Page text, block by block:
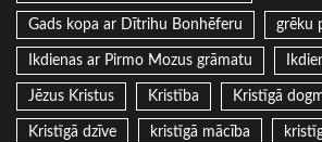
Gads kopa ar Dītrihu Bonhēferu grēku
Ikdienas ar Pirmo Mozus grāmatu
Jēzus Kristus Kristība Kristīgā
Kristīgā dzīve kristīgā mācība